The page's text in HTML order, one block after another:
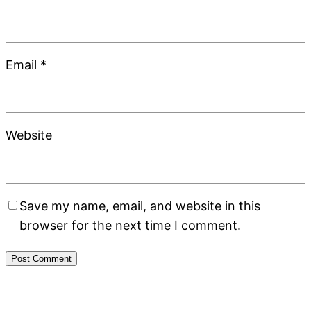
Email *
Website
Save my name, email, and website in this
browser for the next time I comment.